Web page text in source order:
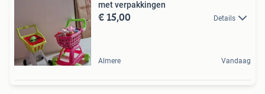
met verpakkingen
€ 15,00 Details
Almere Vandaag